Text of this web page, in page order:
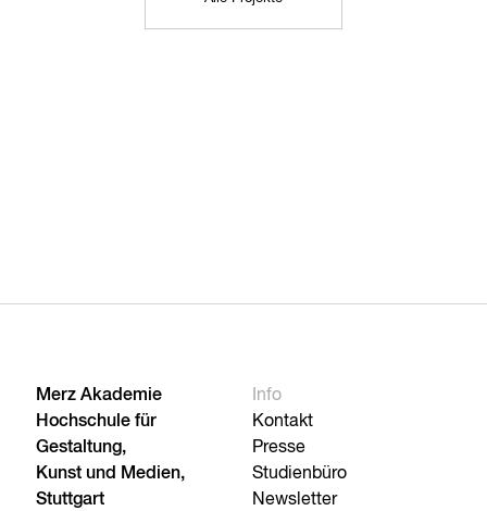
Merz Akademie
Hochschule für
Gestaltung,
Kunst und Medien,
Stuttgart
Info
Kontakt
Presse
Studienbüro
Newsletter